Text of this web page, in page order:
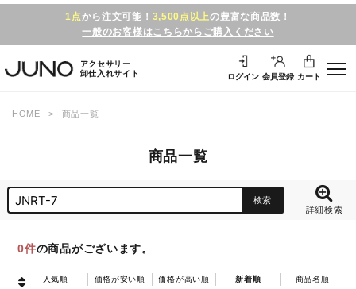
1点から注文可能！ 3,500点以上の豊富な商品数！
一般のお客様はこちらからご購入ください
アクセサリー
卸仕入れサイト
ログイン 会員登録 カート
HOME 商品一覧
商品一覧
詳細検索
0件の商品がございます。
人気順 価格が安い順 価格が高い順 新着順 商品名順